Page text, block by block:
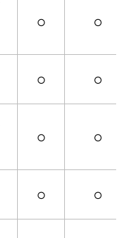
○ ○
○ ○
○ ○
○ ○